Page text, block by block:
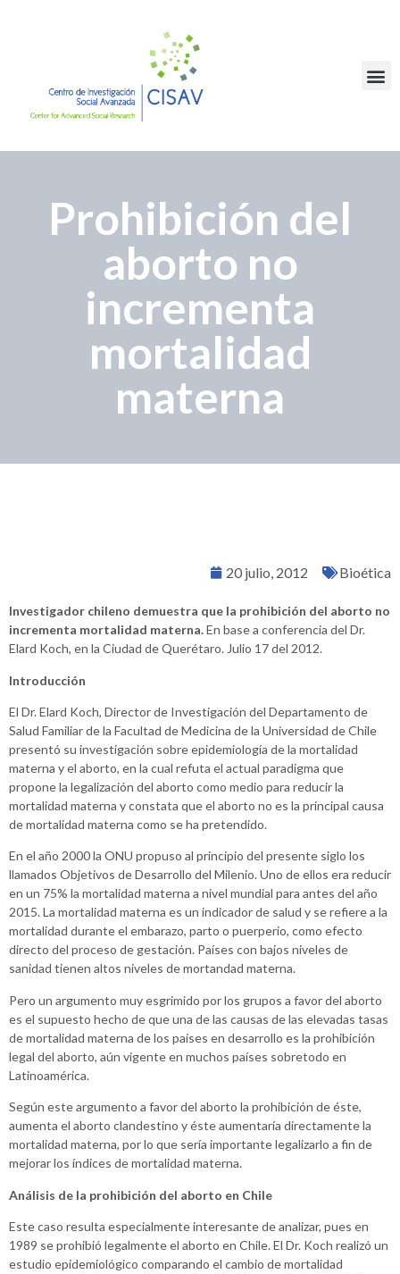
Prohibición del
aborto no
incrementa
mortalidad
materna
20 julio, 2012 Bioética
Investigador chileno demuestra que la prohibición del aborto no
incrementa mortalidad materna.En base a conferencia del Dr.
Elard Koch, en la Ciudad de Querétaro. Julio 17 del 2012.
Introducción
El Dr. Elard Koch, Director de Investigación del Departamento de
Salud Familiar de la Facultad de Medicina de la Universidad de Chile
presentó su investigación sobre epidemiología de la mortalidad
materna y el aborto, en la cual refuta el actual paradigma que
propone la legalización del aborto como medio para reducir la
mortalidad materna y constata que el aborto no es la principal causa
de mortalidad materna como se ha pretendido.
En el año 2000 la ONU propuso al principio del presente siglo los
llamados Objetivos de Desarrollo del Milenio. Uno de ellos era reducir
en un 75% la mortalidad materna a nivel mundial para antes del año
2015. La mortalidad materna es un indicador de salud y se refiere a la
mortalidad durante el embarazo, parto o puerperio, como efecto
directo del proceso de gestación. Países con bajos niveles de
sanidad tienen altos niveles de mortandad materna.
Pero un argumento muy esgrimido por los grupos a favor del aborto
es el supuesto hecho de que una de las causas de las elevadas tasas
de mortalidad materna de los países en desarrollo es la prohibición
legal del aborto, aún vigente en muchos países sobretodo en
Latinoamérica.
Según este argumento a favor del aborto la prohibición de éste,
aumenta el aborto clandestino y éste aumentaría directamente la
mortalidad materna, por lo que sería importante legalizarlo a fin de
mejorar los índices de mortalidad materna.
Análisis de la prohibición del aborto en Chile
Este caso resulta especialmente interesante de analizar, pues en
1989 se prohibió legalmente el aborto en Chile. El Dr. Koch realizó un
estudio epidemiológico comparando el cambio de mortalidad